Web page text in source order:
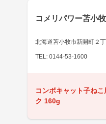
コメリパワー苫小
北海道苫小牧市新開町２
TEL: 0144-53-1600
コンボキャット子ね
ク 160g